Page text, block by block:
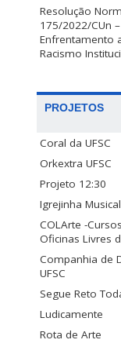
Resolução
175/2022/CUn –
Enfrentamento
Racismo
PROJETOS
Coral da UFSC
Orkextra UFSC
Projeto 12:30
Igrejinha Musical
COLArte -
Oficinas Livres
Companhia de
UFSC
Segue Reto
Ludicamente
Rota de Arte